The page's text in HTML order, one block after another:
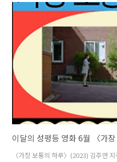
이달의 성평등 영화 6월 〈가
〈가장 보통의 하루〉(2023) 김주연